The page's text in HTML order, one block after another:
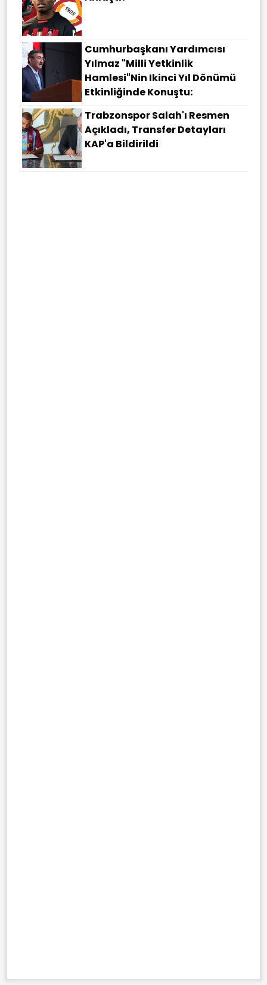
Cumhurbaşkanı Yardımcısı
Yılmaz "Milli Yetkinlik
Hamlesi"nin Ikinci Yıl Dönümü
Etkinliğinde Konuştu:
Trabzonspor Salah'ı Resmen
Açıkladı, Transfer Detayları
KAP'a Bildirildi